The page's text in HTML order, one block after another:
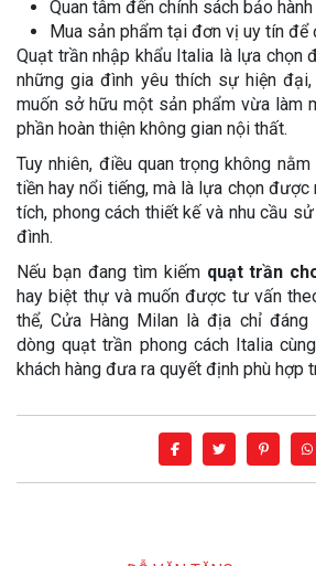
Quan tâm đến chính sách bảo
Mua sản phẩm tại đơn vị uy tín
Quạt trần nhập khẩu Italia là lựa chọn
những gia đình yêu thích sự hiện
muốn sở hữu một sản phẩm vừa làm
phần hoàn thiện không gian nội thất.
Tuy nhiên, điều quan trọng không
tiền hay nổi tiếng, mà là lựa chọn được
tích, phong cách thiết kế và nhu cầu
đình.
Nếu bạn đang tìm kiếm quạt trần
hay biệt thự và muốn được tư vấn
thể, Cửa Hàng Milan là địa chỉ đáng
dòng quạt trần phong cách Italia
khách hàng đưa ra quyết định phù hợp